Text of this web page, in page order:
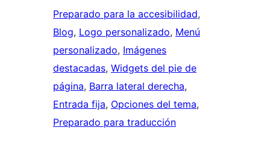
Preparado para la accesibilidad
Blog, Logo personalizado, Menú
personalizado, Imágenes
destacadas, Widgets del pie de
página, Barra lateral derecha
Entrada fija, Opciones del tema
Preparado para traducción